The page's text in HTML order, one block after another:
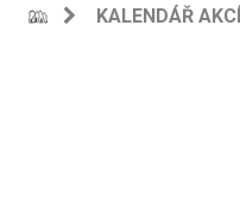
KALENDÁŘ AKCÍ